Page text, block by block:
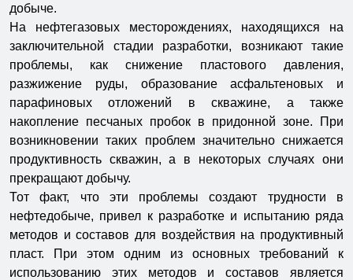
добыче.
На нефтегазовых месторождениях, находящихся на
заключительной стадии разработки, возникают такие
проблемы, как снижение пластового давления,
разжижение руды, образование асфальтеновых и
парафиновых отложений в скважине, а также
накопление песчаных пробок в придонной зоне. При
возникновении таких проблем значительно снижается
продуктивность скважин, а в некоторых случаях они
прекращают добычу.
Тот факт, что эти проблемы создают трудности в
нефтедобыче, привел к разработке и испытанию ряда
методов и составов для воздействия на продуктивный
пласт. При этом одним из основных требований к
использованию этих методов и составов является